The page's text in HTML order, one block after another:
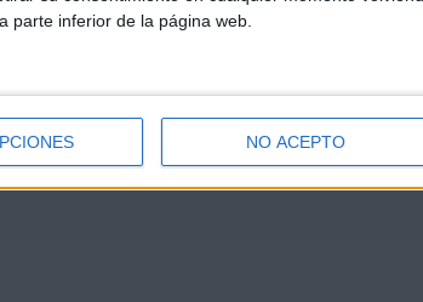
parte inferior de la página web.
NO ACEPTO
se estrena solo en cines…